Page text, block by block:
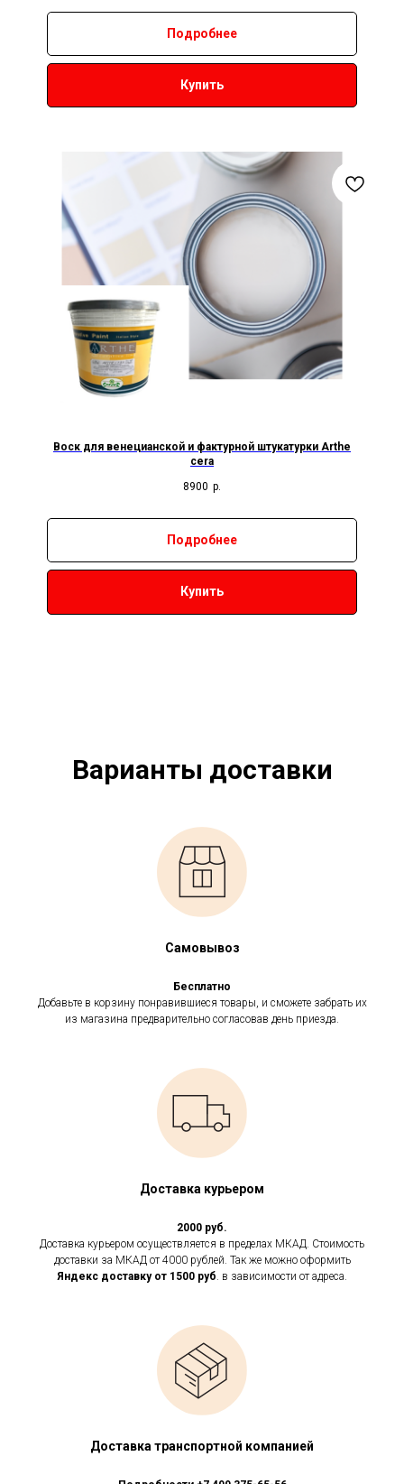
Подробнее
Купить
Воск для венецианской и фактурной штукатурки Arthe
cera
8900 р.
Подробнее
Купить
Варианты доставки
Самовывоз
Бесплатно
Добавьте в корзину понравившиеся товары, и сможете забрать их
из магазина предварительно согласовав день приезда.
Доставка курьером
2000 руб.
Доставка курьером осуществляется в пределах МКАД. Стоимость
доставки за МКАД от 4000 рублей. Так же можно оформить
Яндекс доставку от 1500 руб . в зависимости от адреса.
Доставка транспортной компанией